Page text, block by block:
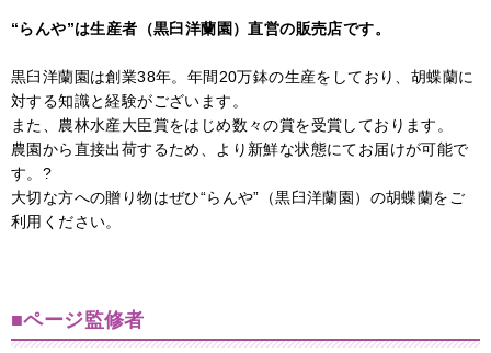
“らんや”は生産者（黒臼洋蘭園）直営の販売店です。
黒臼洋蘭園は創業38年。年間20万鉢の生産をしており、胡蝶蘭に
対する知識と経験がございます。
また、農林水産大臣賞をはじめ数々の賞を受賞しております。
農園から直接出荷するため、より新鮮な状態にてお届けが可能で
す。?
大切な方への贈り物はぜひ“らんや”（黒臼洋蘭園）の胡蝶蘭をご
利用ください。
■ページ監修者